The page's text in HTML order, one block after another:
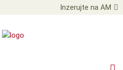
Inzerujte na AM